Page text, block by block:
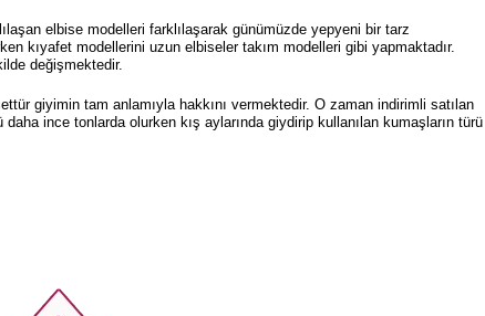
elbise modelleri farklılaşarak günümüzde yepyeni bir tarz
kıyafet modellerini uzun elbiseler takım modelleri gibi yapmaktadır.
değişmektedir.
giyimin tam anlamıyla hakkını vermektedir. O zaman indirimli satılan
ince tonlarda olurken kış aylarında giydirip kullanılan kumaşların türü